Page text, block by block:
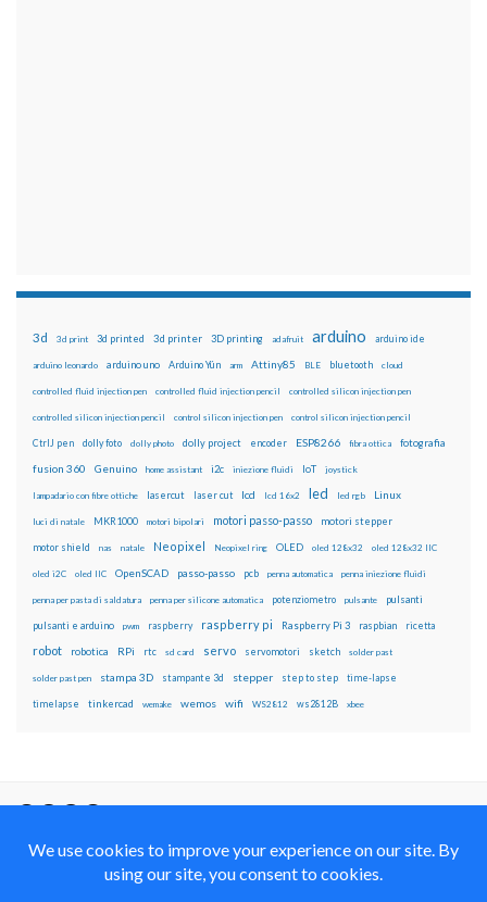
3d 3d print 3d printed 3d printer 3D printing adafruit arduino arduino ide
arduino leonardo arduino uno Arduino Yún arm Attiny85 BLE bluetooth cloud
controlled fluid injection pen controlled fluid injection pencil controlled silicon injection pen
controlled silicon injection pencil control silicon injection pen control silicon injection pencil
CtrlJ pen dolly foto dolly photo dolly project encoder ESP8266 fibra ottica fotografia
fusion 360 Genuino home assistant i2c iniezione fluidi IoT joystick
lampadario con fibre ottiche lasercut laser cut lcd lcd 16x2 led led rgb Linux
luci di natale MKR1000 motori bipolari motori passo-passo motori stepper
motor shield nas natale Neopixel Neopixel ring OLED oled 128x32 oled 128x32 IIC
oled i2C oled IIC OpenSCAD passo-passo pcb penna automatica penna iniezione fluidi
penna per pasta di saldatura penna per silicone automatica potenziometro pulsante pulsanti
pulsanti e arduino pwm raspberry raspberry pi Raspberry Pi 3 raspbian ricetta
robot robotica RPi rtc sd card servo servomotori sketch solder past
solder past pen stampa 3D stampante 3d stepper step to step time-lapse
timelapse tinkercad wemake wemos wifi WS2812 ws2812B xbee
con Licenza
Creative Commons Attribution Non commercial Share
Alike 4.0 International